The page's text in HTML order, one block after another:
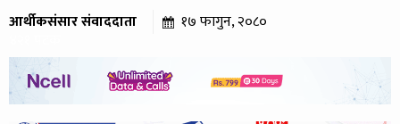
आर्थीकसंसार संवाददाता १७ फागुन, २०८०